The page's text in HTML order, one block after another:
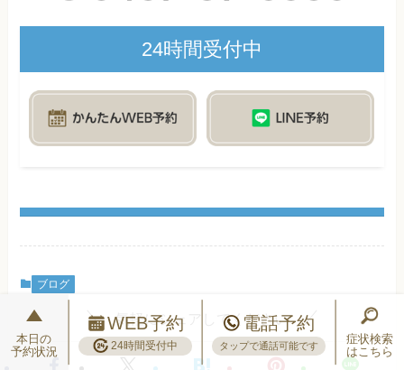
24時間受付中
ブログ
気軽にシェアしてください
本日の
予約状況
WEB予約
24時間受付中
電話予約
タップで通話可能です
症状検索
はこちら